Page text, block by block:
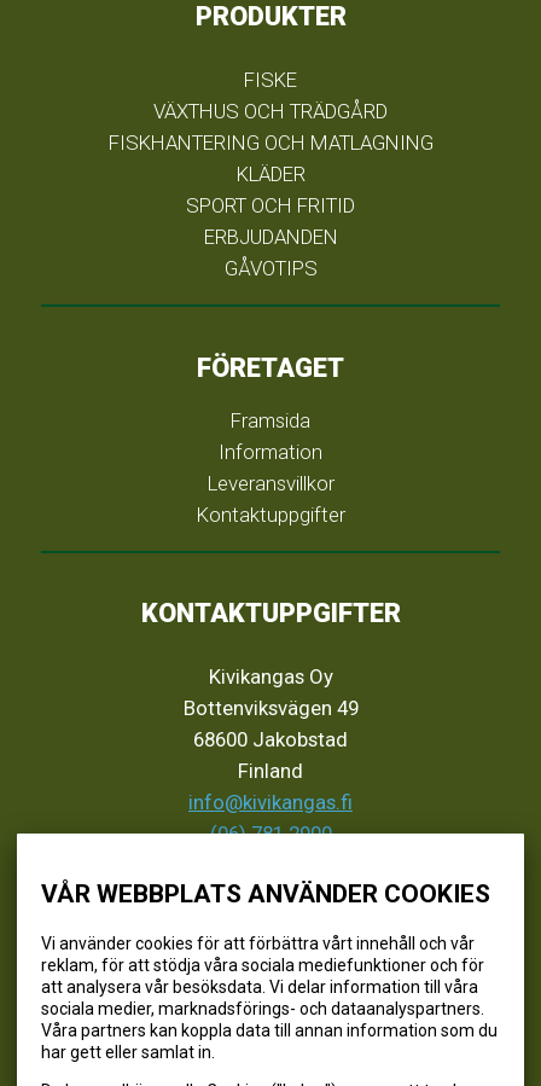
VÅR WEBBPLATS ANVÄNDER COOKIES
Vi använder cookies för att förbättra vårt innehåll och vår
reklam, för att stödja våra sociala mediefunktioner och för
att analysera vår besöksdata. Vi delar information till våra
sociala medier, marknadsförings- och dataanalyspartners.
Våra partners kan koppla data till annan information som du
har gett eller samlat in.
PRODUKTER
FISKE
VÄXTHUS OCH TRÄDGÅRD
FISKHANTERING OCH MATLAGNING
KLÄDER
SPORT OCH FRITID
ERBJUDANDEN
GÅVOTIPS
FÖRETAGET
Framsida
Information
Leveransvillkor
Kontaktuppgifter
KONTAKTUPPGIFTER
Kivikangas Oy
Bottenviksvägen 49
68600 Jakobstad
Finland
info@kivikangas.fi
(06) 781 2900
SEURAA MEITÄ
@kivikangaskalastus
@kivikangaskasvihuoneet
@kivikangas_kalastus
@kivikangaskasvihuoneet